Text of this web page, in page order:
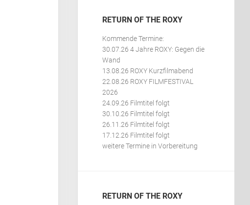
RETURN OF THE ROXY
Kommende Termine:
30.07.26 4 Jahre ROXY: Gegen die
Wand
13.08.26 ROXY Kurzfilmabend
22.08.26 ROXY FILMFESTIVAL
2026
24.09.26 Filmtitel folgt
30.10.26 Filmtitel folgt
26.11.26 Filmtitel folgt
17.12.26 Filmtitel folgt
weitere Termine in Vorbereitung
RETURN OF THE ROXY